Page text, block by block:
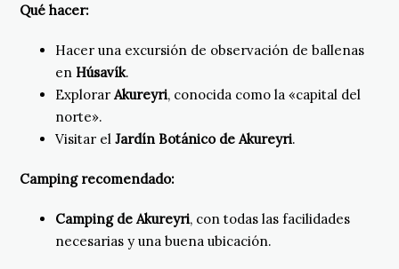
Qué hacer:
Hacer una excursión de observación de ballenas
en Húsavík.
ExplorarAkureyri, conocida como la «capital del
norte».
Visitar el Jardín Botánico de Akureyri.
Camping recomendado:
Camping de Akureyri, con todas las facilidades
necesarias y una buena ubicación.